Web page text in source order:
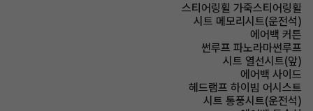
스티어링휠 가죽스티어링휠
시트 메모리시트(운전석)
에어백 커튼
썬루프 파노라마썬루프
시트 열선시트(앞)
에어백 사이드
헤드램프 하이빔 어시스트
시트 통풍시트(운전석)